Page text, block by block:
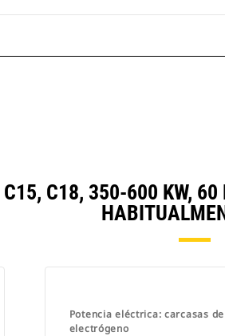
C18, 350-600 KW, 60
Potencia eléctrica: carcasas
electrógeno